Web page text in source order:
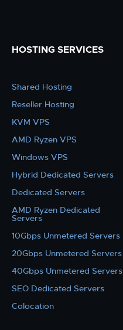
HOSTING SERVICES
Shared Hosting
Reseller Hosting
KVM VPS
AMD Ryzen VPS
Windows VPS
Hybrid Dedicated Servers
Dedicated Servers
AMD Ryzen Dedicated
Servers
10Gbps Unmetered Servers
20Gbps Unmetered Servers
40Gbps Unmetered Servers
SEO Dedicated Servers
Colocation